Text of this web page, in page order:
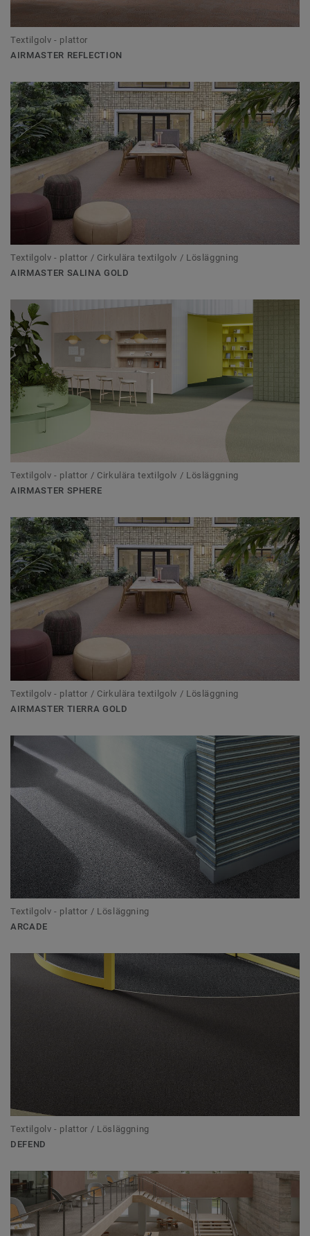
Textilgolv - plattor
AIRMASTER REFLECTION
Textilgolv - plattor / Cirkulära textilgolv / Lösläggning
AIRMASTER SALINA GOLD
Textilgolv - plattor / Cirkulära textilgolv / Lösläggning
AIRMASTER SPHERE
Textilgolv - plattor / Cirkulära textilgolv / Lösläggning
AIRMASTER TIERRA GOLD
Textilgolv - plattor / Lösläggning
ARCADE
Textilgolv - plattor / Lösläggning
DEFEND